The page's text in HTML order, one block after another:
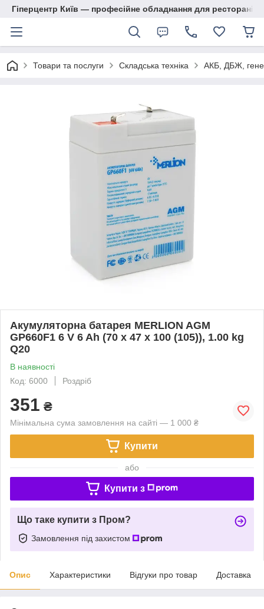
Гіперцентр Київ — професійне обладнання для ресторанів,
Товари та послуги Складська техніка АКБ, ДБЖ,
Акумуляторна батарея MERLION AGM
GP660F1 6 V 6 Ah (70 x 47 x 100 (105)), 1.00 kg
Q20
В наявності
Код: 6000
Роздріб
351 ₴
Мінімальна сума замовлення на сайті — 1 000 ₴
Купити
або
Купити з
Що таке купити з Пром?
Замовлення під захистом
Опис Характеристики Відгуки про товар Доставка